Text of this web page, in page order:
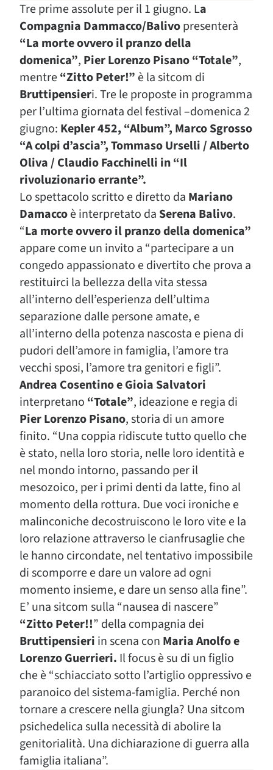
Tre prime assolute per il 1 giugno. La
Compagnia Dammacco/Balivopresenterà
“La morte ovvero il pranzo della
domenica”, Pier Lorenzo Pisano “Totale”,
mentre“Zitto Peter!” è la sitcom di
Bruttipensieri. Tre le proposte in programma
per l’ultima giornata del festival –domenica 2
giugno: Kepler 452, “Album”, Marco Sgrosso
“A colpi d’ascia”, Tommaso Urselli / Alberto
Oliva / Claudio Facchinelli in “Il
rivoluzionario errante”.
Lo spettacolo scritto e diretto da Mariano
Damaccoè interpretato da Serena Balivo.
“La morte ovvero il pranzo della domenica”
appare come un invito a “partecipare a un
congedo appassionato e divertito che prova a
restituirci la bellezza della vita stessa
all’interno dell’esperienza dell’ultima
separazione dalle persone amate, e
all’interno della potenza nascosta e piena di
pudori dell’amore in famiglia, l’amore tra
vecchi sposi, l’amore tra genitori e figli”.
Andrea Cosentino e Gioia Salvatori
interpretano “Totale”, ideazione e regia di
Pier Lorenzo Pisano, storia di un amore
finito. “Una coppia ridiscute tutto quello che
è stato, nella loro storia, nelle loro identità e
nel mondo intorno, passando per il
mesozoico, per i primi denti da latte, fino al
momento della rottura. Due voci ironiche e
malinconiche decostruiscono le loro vite e la
loro relazione attraverso le cianfrusaglie che
le hanno circondate, nel tentativo impossibile
di scomporre e dare un valore ad ogni
momento insieme, e dare un senso alla fine”.
E’ una sitcom sulla “nausea di nascere”
“Zitto Peter!!” della compagnia dei
Bruttipensieri in scena con Maria Anolfo e
Lorenzo Guerrieri. Il focus è su di un figlio
che è “schiacciato sotto l’artiglio oppressivo e
paranoico del sistema-famiglia. Perché non
tornare a crescere nella giungla? Una sitcom
psichedelica sulla necessità di abolire la
genitorialità. Una dichiarazione di guerra alla
famiglia italiana”.